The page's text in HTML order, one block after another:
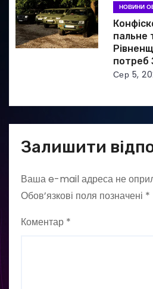
НОВИНИ
пальне
потреб
Сер 5,
Залишити
Ваша e-mail адреса не
Обов’язкові поля позначені *
Коментар *